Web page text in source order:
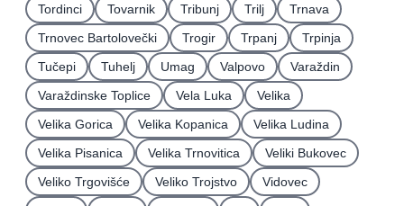
Tordinci
Tovarnik Tribunj Trilj
Trnava
Trnovec Bartolovečki
Trogir Trpanj
Trpinja
Tučepi
Tuhelj Umag Valpovo
Varaždin
Varaždinske Toplice
Vela Luka
Velika
Velika Gorica
Velika Kopanica
Velika Ludina
Velika Pisanica
Velika Trnovitica
Veliki Bukovec
Veliko Trgovišće
Veliko Trojstvo
Vidovec